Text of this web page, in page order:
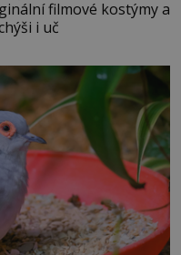
filmové kostýmy a
i uč